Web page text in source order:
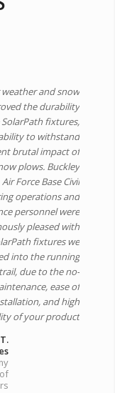
and snow
the durability
fixtures,
to withstand
brutal impact of
plows. Buckley
Air Force Base Civil
operations and
personnel were
pleased with
fixtures we
into the running
trail, due to the no-
ease of
and high
of your product…